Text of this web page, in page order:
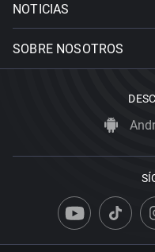
NOTICIAS
SOBRE NOSOTROS